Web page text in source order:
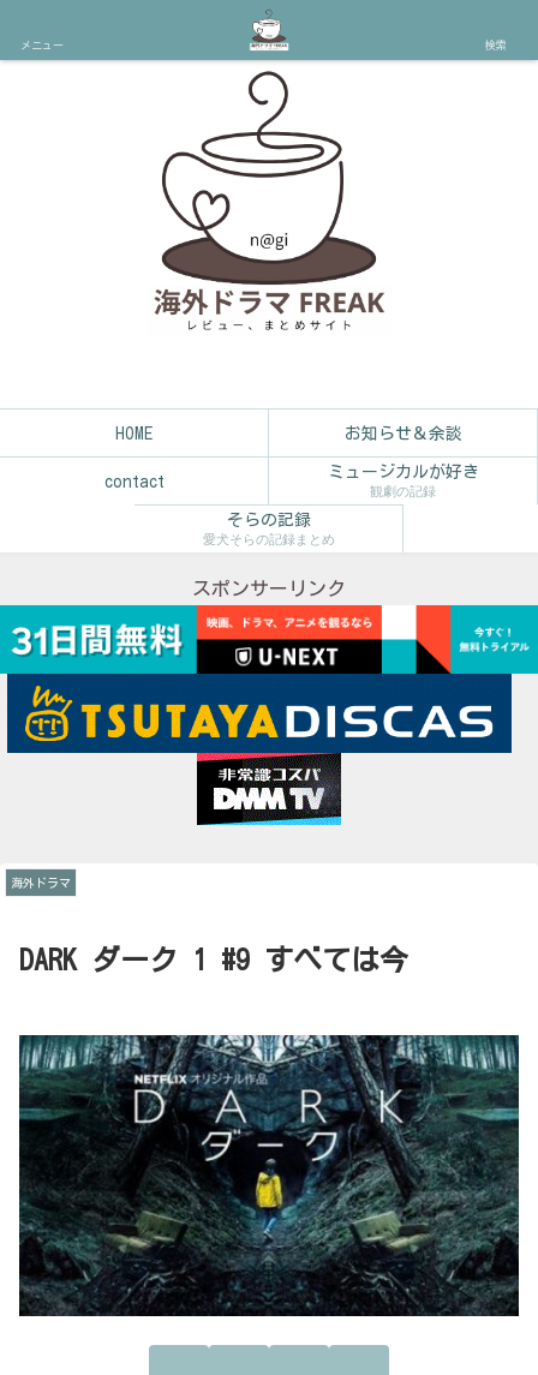
HOME お知らせ＆余談
contact
ミュージカルが好き
観劇の記録
そらの記録
愛犬そらの記録まとめ
スポンサーリンク
DARK ダーク 1 #9 すべては今
海外ドラマ
メニュー 検索